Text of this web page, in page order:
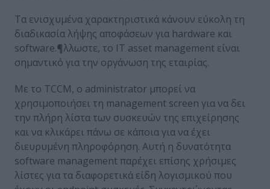
Τα ενισχυμένα χαρακτηριστικά κάνουν εύκολη τη
διαδικασία λήψης αποφάσεων για hardware και
software.¶λλωστε, το IT asset management είναι
σημαντικό για την οργάνωση της εταιρίας.
Με το TCCM, ο administrator μπορεί να
χρησιμοποιήσει τη management screen για να δει
την πλήρη λίστα των συσκευών της επιχείρησης
και να κλικάρει πάνω σε κάποια για να έχει
διευρυμένη πληροφόρηση. Αυτή η δυνατότητα
software management παρέχει επίσης χρήσιμες
λίστες για τα διαφορετικά είδη λογισμικού που